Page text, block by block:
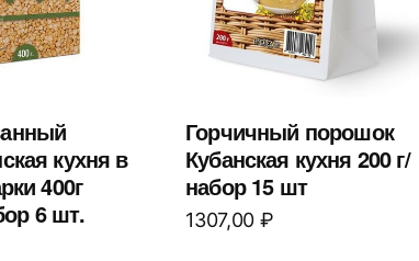
кухня в
400г
6 шт.
Горчичный порошок
Кубанская кухня 200 г/
набор 15 шт
1307,00 ₽